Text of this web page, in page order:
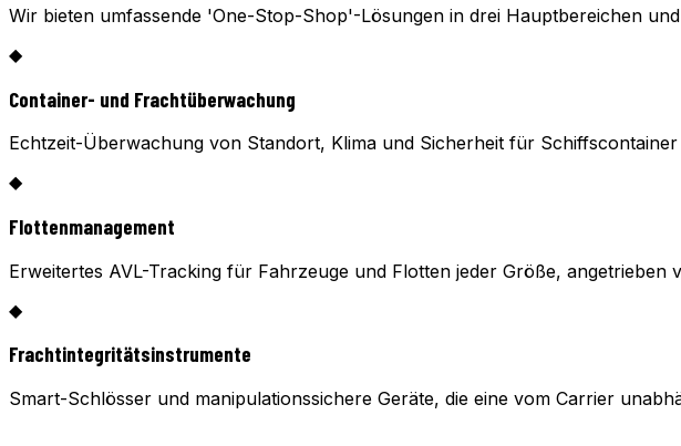
Wir bieten umfassende 'One-Stop-Shop'-Lösungen in drei Hauptbereichen
◆
Container- und Frachtüberwachung
Echtzeit-Überwachung von Standort, Klima und Sicherheit für
◆
Flottenmanagement
Erweitertes AVL-Tracking für Fahrzeuge und Flotten jeder Größe, angetrieben
◆
Frachtintegritätsinstrumente
Smart-Schlösser und manipulationssichere Geräte, die eine vom Carrier